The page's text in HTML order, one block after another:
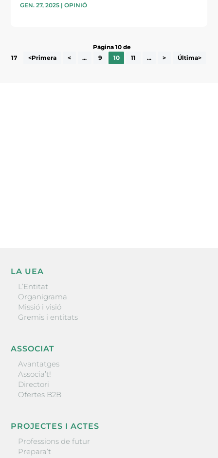
GEN. 27, 2025 |OPINIÓ
Pàgina 10 de
17
<Primera < ... 9 10 11 ... > Última>
LA UEA
L’Entitat
Organigrama
Missió i visió
Gremis i entitats
ASSOCIAT
Avantatges
Associa’t!
Directori
Ofertes B2B
PROJECTES I ACTES
Professions de futur
Prepara’t